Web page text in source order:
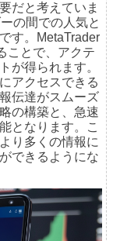
だと考えていま
の間での人気と
す。MetaTrader
ことで、アクテ
が得られます。
アクセスできる
伝達がスムーズ
の構築と、急速
となります。こ
り多くの情報に
できるようにな